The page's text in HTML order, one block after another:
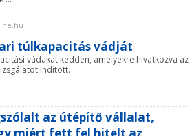
túlkapacitás vádját
vádakat kedden, amelyekre hivatkozva az
indított.
az útépítő vállalat,